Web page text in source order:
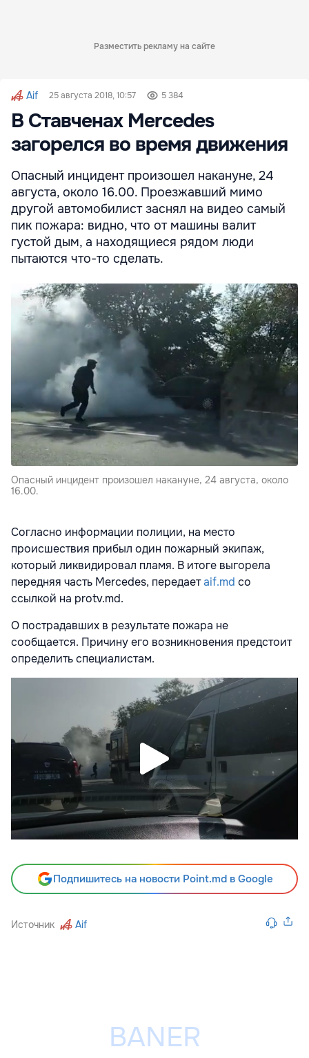
Разместить рекламу на сайте
Aif 25 августа 2018, 10:57 5 384
В Ставченах Mercedes
загорелся во время движения
Опасный инцидент произошел накануне, 24
августа, около 16.00. Проезжавший мимо
другой автомобилист заснял на видео самый
пик пожара: видно, что от машины валит
густой дым, а находящиеся рядом люди
пытаются что-то сделать.
Опасный инцидент произошел накануне, 24 августа, около
16.00.
Согласно информации полиции, на место
происшествия прибыл один пожарный экипаж,
который ликвидировал пламя. В итоге выгорела
передняя часть Mercedes, передаетaif.md со
ссылкой на protv.md.
О пострадавших в результате пожара не
сообщается. Причину его возникновения предстоит
определить специалистам.
Подпишитесь на новости Point.md в Google
Источник Aif